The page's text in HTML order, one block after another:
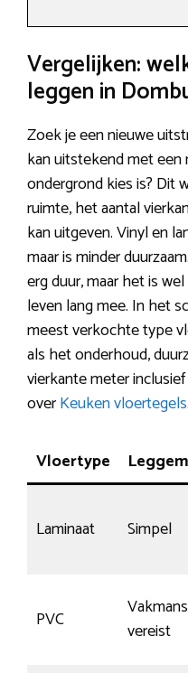
Vergelijken:
leggen in
Zoek je een nieuwe
kan uitstekend met een
ondergrond kies is? Dit
ruimte, het aantal
kan uitgeven. Vinyl en
maar is minder
erg duur, maar het is
leven lang mee. In het
meest verkochte type
als het onderhoud,
vierkante meter
overKeuken vloertegels.
Vloertype
Laminaat Simpel
PVC
vereist